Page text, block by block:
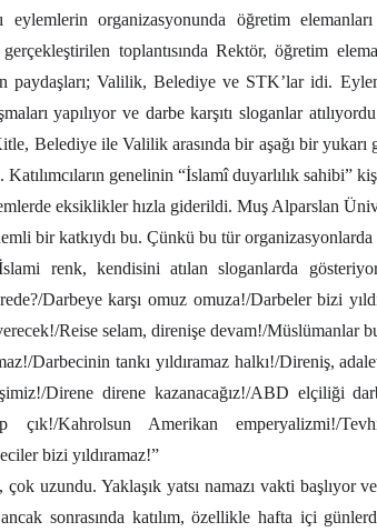
eylemlerin organizasyonunda öğretim
toplantısında Rektör, öğretim
paydaşları; Valilik, Belediye ve STK’lar idi.
yapılıyor ve darbe karşıtı sloganlar
Belediye ile Valilik arasında bir aşağı bir
Katılımcıların genelinin “İslamî duyarlılık sahibi”
eksiklikler hızla giderildi. Muş Alparslan
bir katkıydı bu. Çünkü bu tür
renk, kendisini atılan sloganlarda
Darbeye karşı omuz omuza!/Darbeler bizi
Reise selam, direnişe devam!/Müslümanlar
Darbecinin tankı yıldıramaz halkı!/Direniş,
Direne direne kazanacağız!/ABD elçiliği
çık!/Kahrolsun Amerikan emperyalizmi!/
bizi yıldıramaz!”
çok uzundu. Yaklaşık yatsı namazı vakti başlıyor
sonrasında katılım, özellikle hafta içi